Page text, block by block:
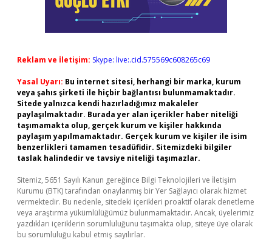
Reklam ve İletişim: Skype: live:.cid.575569c608265c69
Yasal Uyarı: Bu internet sitesi, herhangi bir marka, kurum
veya şahıs şirketi ile hiçbir bağlantısı bulunmamaktadır.
Sitede yalnızca kendi hazırladığımız makaleler
paylaşılmaktadır. Burada yer alan içerikler haber niteliği
taşımamakta olup, gerçek kurum ve kişiler hakkında
paylaşım yapılmamaktadır. Gerçek kurum ve kişiler ile isim
benzerlikleri tamamen tesadüfidir. Sitemizdeki bilgiler
taslak halindedir ve tavsiye niteliği taşımazlar.
Sitemiz, 5651 Sayılı Kanun gereğince Bilgi Teknolojileri ve İletişim
Kurumu (BTK) tarafından onaylanmış bir Yer Sağlayıcı olarak hizmet
vermektedir. Bu nedenle, sitedeki içerikleri proaktif olarak denetleme
veya araştırma yükümlülüğümüz bulunmamaktadır. Ancak, üyelerimiz
yazdıkları içeriklerin sorumluluğunu taşımakta olup, siteye üye olarak
bu sorumluluğu kabul etmiş sayılırlar.